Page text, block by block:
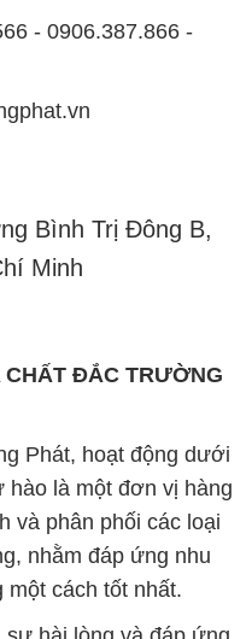
- 0906.387.866 -
Bình Trị Đông B,
Minh
CHẤT ĐẮC TRƯỜNG
Phát, hoạt động dưới
hào là một đơn vị hàng
và phân phối các loại
nhằm đáp ứng nhu
một cách tốt nhất.